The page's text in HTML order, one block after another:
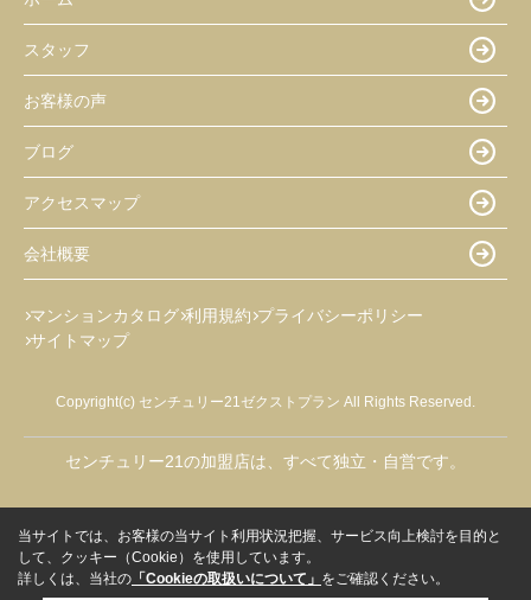
スタッフ
お客様の声
ブログ
アクセスマップ
会社概要
マンションカタログ 利用規約 プライバシーポリシー
サイトマップ
Copyright(c) センチュリー21ゼクストプラン All Rights Reserved.
センチュリー21の加盟店は、すべて独立・自営です。
当サイトでは、お客様の当サイト利用状況把握、サービス向上検討を目的と
して、クッキー（Cookie）を使用しています。
詳しくは、当社の 「Cookieの取扱いについて」 をご確認ください。